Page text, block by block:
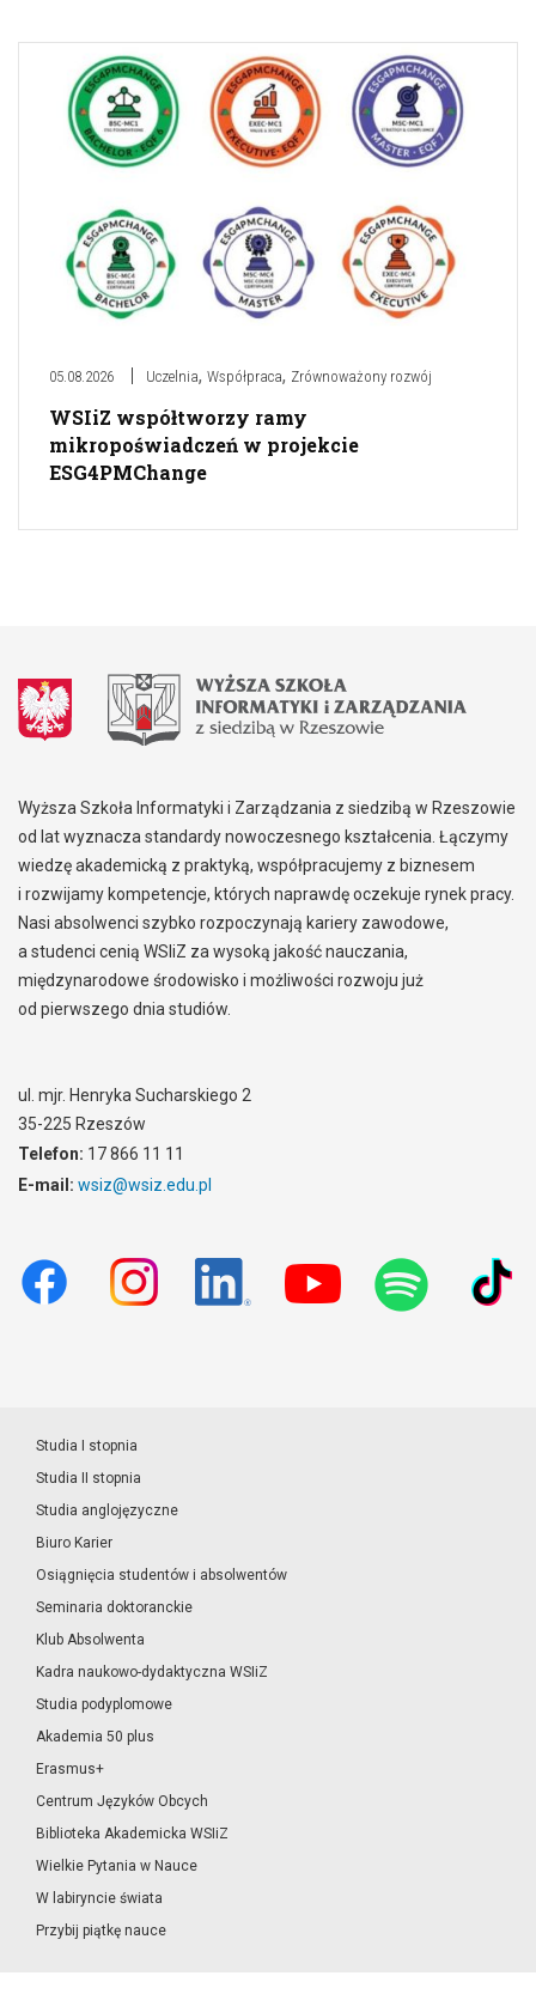
05.08.2026 Uczelnia, Współpraca, Zrównoważony rozwój
WSIiZ współtworzy ramy
mikropoświadczeń w projekcie
ESG4PMChange
Wyższa Szkoła Informatyki i Zarządzania z siedzibą w Rzeszowie
od lat wyznacza standardy nowoczesnego kształcenia. Łączymy
wiedzę akademicką z praktyką, współpracujemy z biznesem
i rozwijamy kompetencje, których naprawdę oczekuje rynek pracy.
Nasi absolwenci szybko rozpoczynają kariery zawodowe,
a studenci cenią WSIiZ za wysoką jakość nauczania,
międzynarodowe środowisko i możliwości rozwoju już
od pierwszego dnia studiów.
ul. mjr. Henryka Sucharskiego 2
35-225 Rzeszów
Telefon: 17 866 11 11
E-mail: wsiz@wsiz.edu.pl
Studia I stopnia
Studia II stopnia
Studia anglojęzyczne
Biuro Karier
Osiągnięcia studentów i absolwentów
Seminaria doktoranckie
Klub Absolwenta
Kadra naukowo-dydaktyczna WSIiZ
Studia podyplomowe
Akademia 50 plus
Erasmus+
Centrum Języków Obcych
Biblioteka Akademicka WSIiZ
Wielkie Pytania w Nauce
W labiryncie świata
Przybij piątkę nauce